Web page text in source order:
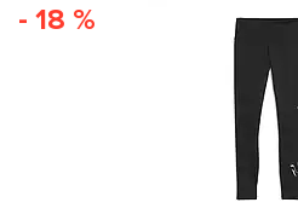
- 18 %